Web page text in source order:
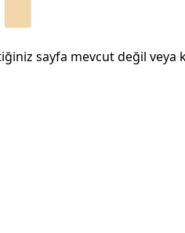
sayfa mevcut değil veya